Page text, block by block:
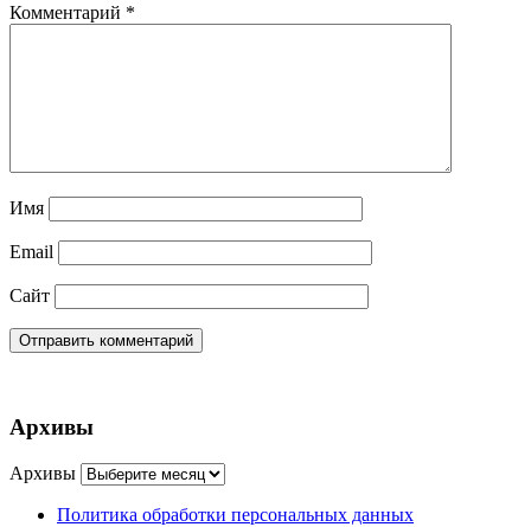
Комментарий *
Имя
Email
Сайт
Архивы
Архивы
Политика обработки персональных данных